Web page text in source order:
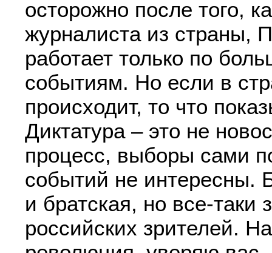
осторожно после того,
журналиста из страны,
работает только по
событиям. Но если в
происходит, то что
Диктатура – это не
процесс, выборы сами
событий не интересны.
и братская, но все-таки
российских зрителей.